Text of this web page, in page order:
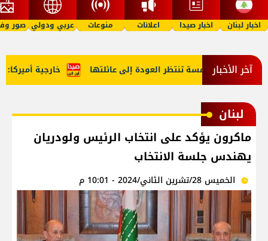
اخبار لبنان اخبار صيدا اعلانات منوعات عربي ودولي صور
آخر الأخبار خارجية أميركا: في الخامسة تنتظر العودة إلى عائلتها
لبنان
ماكرون يؤكد على انتخاب الرئيس ولودريان
يهندس جلسة الانتخاب
الخميس 28/تشرين الثاني/2024 - 10:01 م